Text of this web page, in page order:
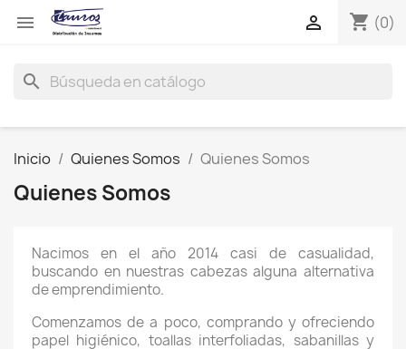
 shopping_cart (0)

search
Inicio Quienes Somos Quienes Somos
Quienes Somos
Nacimos en el año 2014 casi de casualidad,
buscando en nuestras cabezas alguna alternativa
de emprendimiento.
Comenzamos de a poco, comprando y ofreciendo
papel higiénico, toallas interfoliadas, sabanillas y